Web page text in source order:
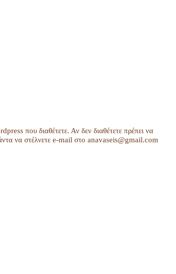
που διαθέτετε. Αν δεν διαθέτετε πρέπει να
να στέλνετε e-mail στο anavaseis@gmail.com